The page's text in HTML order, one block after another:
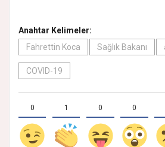
Anahtar Kelimeler:
Fahrettin Koca
Sağlık Bakanı
COVID-19
0 1 0 0